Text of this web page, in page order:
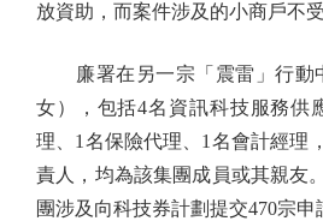
放資助，而案件涉及的小商戶不受
廉署在另一宗「震雷」行動
女），包括4名資訊科技服務供
理、1名保險代理、1名會計經理
責人，均為該集團成員或其親友
團涉及向科技券計劃提交470宗申